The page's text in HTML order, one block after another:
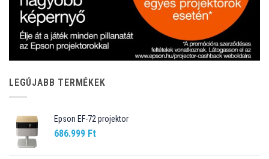
LEGÚJABB TERMÉKEK
Epson EF-72 projektor
686.999 Ft